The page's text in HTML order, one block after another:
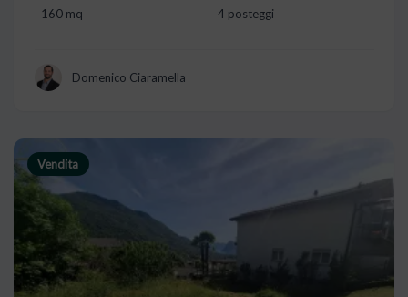
160 mq 4 posteggi
Domenico Ciaramella
Vendita